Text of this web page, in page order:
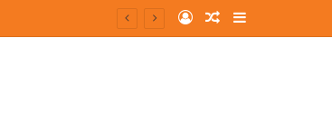
Log InRandom Article
Sidebar